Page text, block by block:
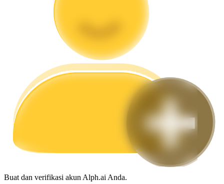
Memandu
Panduan Pemula Berjangka
Pelajari cara untuk tetap menghasilkan keuntungan
Buat dan verifikasi akun Alph.ai Anda.